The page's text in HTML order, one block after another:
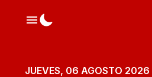
JUEVES, 06 AGOSTO 2026